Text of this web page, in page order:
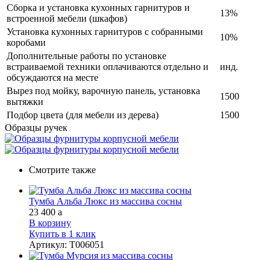
Сборка и установка кухонных гарнитуров и
встроенной мебели (шкафов)
13%
Установка кухонных гарнитуров с собранными
коробами
10%
Дополнительные работы по установке
встраиваемой техники оплачиваются отдельно и
обсуждаются на месте
инд.
Вырез под мойку, варочную панель, установка
вытяжки
1500
Подбор цвета (для мебели из дерева)
1500
Образцы ручек
Смотрите также
Тумба Альба Люкс из массива сосны
23 400 a
В корзину
Купить в 1 клик
Артикул: Т006051